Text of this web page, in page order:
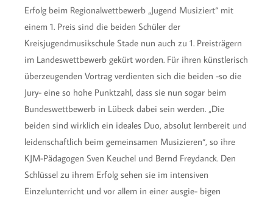
Erfolg beim Regionalwettbewerb „Jugend Musiziert“ mit
einem 1. Preis sind die beiden Schüler der
Kreisjugendmusikschule Stade nun auch zu 1. Preisträgern
im Landeswettbewerb gekürt worden. Für ihren künstlerisch
überzeugenden Vortrag verdienten sich die beiden -so die
Jury- eine so hohe Punktzahl, dass sie nun sogar beim
Bundeswettbewerb in Lübeck dabei sein werden. „Die
beiden sind wirklich ein ideales Duo, absolut lernbereit und
leidenschaftlich beim gemeinsamen Musizieren“, so ihre
KJM-Pädagogen Sven Keuchel und Bernd Freydanck. Den
Schlüssel zu ihrem Erfolg sehen sie im intensiven
Einzelunterricht und vor allem in einer ausgie- bigen